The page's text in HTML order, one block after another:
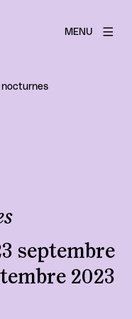
MENU
nocturnes
septembre
2023